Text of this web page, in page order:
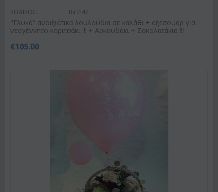
ΚΩΔΙΚΟΣ: Birth47
"Γλυκά" ανοιξιάτικα λουλούδια σε καλάθι + αξεσουαρ για
νεογέννητο κοριτσάκι !!! + Αρκουδάκι + Σοκολατάκια !!!
€105.00